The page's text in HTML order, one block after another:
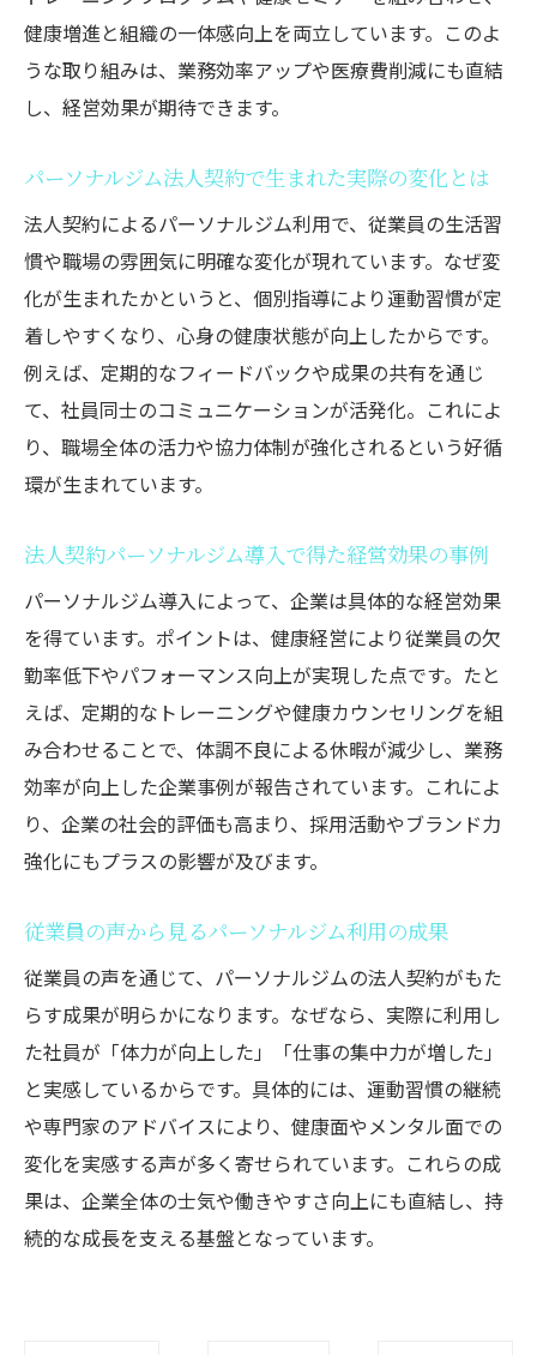
健康増進と組織の一体感向上を両立しています。このよ
うな取り組みは、業務効率アップや医療費削減にも直結
し、経営効果が期待できます。
パーソナルジム法人契約で生まれた実際の変化とは
法人契約によるパーソナルジム利用で、従業員の生活習
慣や職場の雰囲気に明確な変化が現れています。なぜ変
化が生まれたかというと、個別指導により運動習慣が定
着しやすくなり、心身の健康状態が向上したからです。
例えば、定期的なフィードバックや成果の共有を通じ
て、社員同士のコミュニケーションが活発化。これによ
り、職場全体の活力や協力体制が強化されるという好循
環が生まれています。
法人契約パーソナルジム導入で得た経営効果の事例
パーソナルジム導入によって、企業は具体的な経営効果
を得ています。ポイントは、健康経営により従業員の欠
勤率低下やパフォーマンス向上が実現した点です。たと
えば、定期的なトレーニングや健康カウンセリングを組
み合わせることで、体調不良による休暇が減少し、業務
効率が向上した企業事例が報告されています。これによ
り、企業の社会的評価も高まり、採用活動やブランド力
強化にもプラスの影響が及びます。
従業員の声から見るパーソナルジム利用の成果
従業員の声を通じて、パーソナルジムの法人契約がもた
らす成果が明らかになります。なぜなら、実際に利用し
た社員が「体力が向上した」「仕事の集中力が増した」
と実感しているからです。具体的には、運動習慣の継続
や専門家のアドバイスにより、健康面やメンタル面での
変化を実感する声が多く寄せられています。これらの成
果は、企業全体の士気や働きやすさ向上にも直結し、持
続的な成長を支える基盤となっています。